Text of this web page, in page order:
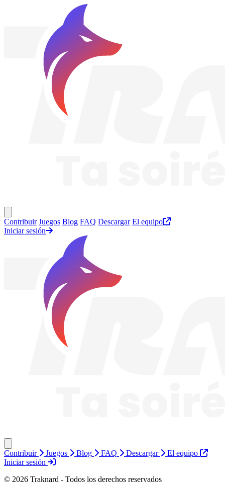
Contribuir Juegos Blog FAQ Descargar El equipo
Iniciar sesión
Contribuir Juegos Blog FAQ Descargar
El equipo
Iniciar sesión
© 2026 Traknard - Todos los derechos reservados